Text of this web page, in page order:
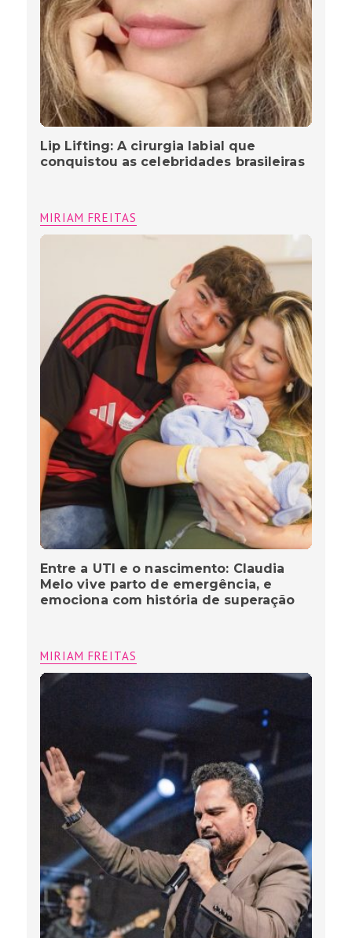
Lip Lifting: A cirurgia labial que
conquistou as celebridades brasileiras
MIRIAM FREITAS
Entre a UTI e o nascimento: Claudia
Melo vive parto de emergência, e
emociona com história de superação
MIRIAM FREITAS